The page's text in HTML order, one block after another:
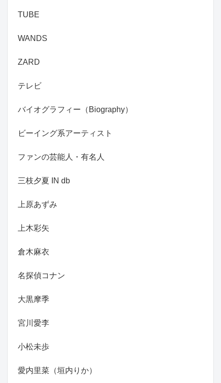
TUBE
WANDS
ZARD
テレビ
バイオグラフィー（Biography）
ビーイング系アーティスト
ファンの芸能人・有名人
三枝夕夏 IN db
上原あずみ
上木彩矢
倉木麻衣
名探偵コナン
大黒摩季
宮川愛李
小松未歩
愛内里菜（垣内りか）